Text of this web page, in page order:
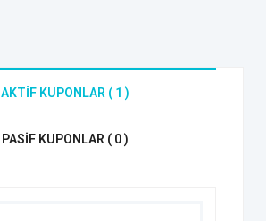
AKTIF KUPONLAR ( 1 )
PASIF KUPONLAR ( 0 )